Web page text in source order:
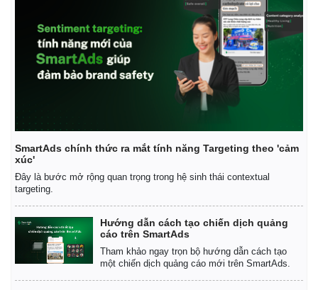
Quan sát
Cuộc sống đó đây
Hồ sơ
Multimedia
Ảnh
E-Magazine
SmartAds chính thức ra mắt tính năng Targeting theo 'cảm
xúc'
Đây là bước mở rộng quan trọng trong hệ sinh thái contextual
targeting.
Hướng dẫn cách tạo chiến dịch quảng
cáo trên SmartAds
Tham khảo ngay trọn bộ hướng dẫn cách tạo
một chiến dịch quảng cáo mới trên SmartAds.